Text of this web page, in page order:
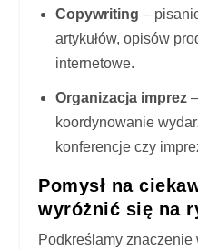
Copywriting –
artykułów, opisów
internetowe.
Organizacja imprez–
koordynowanie
konferencje czy
Pomysł na
wyróżnić się na
Podkreślamy